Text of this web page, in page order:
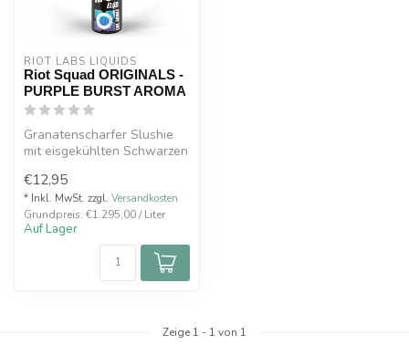
RIOT LABS LIQUIDS
Riot Squad ORIGINALS -
PURPLE BURST AROMA
Granatenscharfer Slushie
mit eisgekühlten Schwarzen
€12,95
* Inkl. MwSt. zzgl. Versandkosten
Grundpreis: €1.295,00 / Liter
Auf Lager
Zeige 1 - 1 von 1